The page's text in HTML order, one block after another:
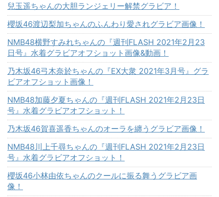
兒玉遥ちゃんの大胆ランジェリー解禁グラビア！
櫻坂46渡辺梨加ちゃんのふんわり愛されグラビア画像！
NMB48横野すみれちゃんの『週刊FLASH 2021年2月23
日号』水着グラビアオフショット画像&動画！
乃木坂46弓木奈於ちゃんの『EX大衆 2021年3月号』グラ
ビアオフショット画像！
NMB48加藤夕夏ちゃんの『週刊FLASH 2021年2月23日
号』水着グラビアオフショット！
乃木坂46賀喜遥香ちゃんのオーラを纏うグラビア画像！
NMB48川上千尋ちゃんの『週刊FLASH 2021年2月23日
号』水着グラビアオフショット！
櫻坂46小林由依ちゃんのクールに振る舞うグラビア画
像！